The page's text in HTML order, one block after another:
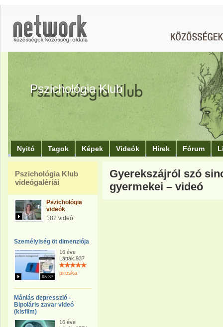
Pszichológia Klub
Nyitó Tagok Képek Videók Hírek Fórum
Pszichológia Klub
videógalériái
Pszichológia
videók
182 videó
Személyiség öt dimenziója
05:37
16 éve
Látták:937
piroska
Mániás depresszió -
Bipoláris zavar videó
(kisfilm)
16 éve
Gyerekszájról szó
gyermekei – videó